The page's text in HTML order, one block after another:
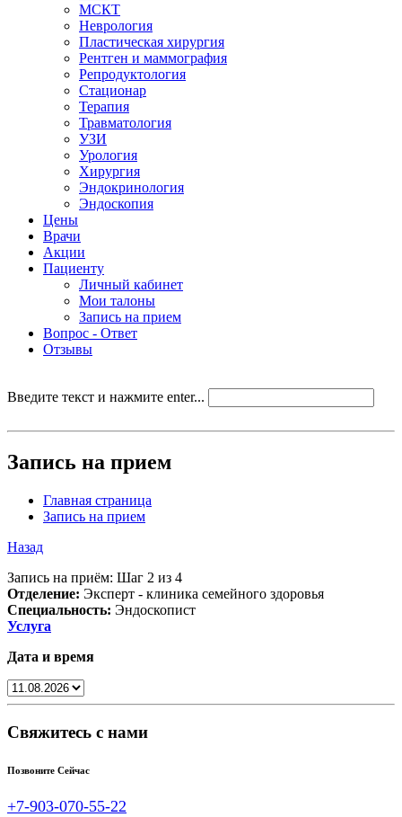
МСКТ
Неврология
Пластическая хирургия
Рентген и маммография
Репродуктология
Стационар
Терапия
Травматология
УЗИ
Урология
Хирургия
Эндокринология
Эндоскопия
Цены
Врачи
Акции
Пациенту
Личный кабинет
Мои талоны
Запись на прием
Вопрос - Ответ
Отзывы
Введите текст и нажмите enter...
Запись на прием
Главная страница
Запись на прием
Назад
Запись на приём: Шаг 2 из 4
Отделение: Эксперт - клиника семейного здоровья
Специальность: Эндоскопист
Услуга
Дата и время
Свяжитесь с нами
Позвоните Сейчас
+7-903-070-55-22